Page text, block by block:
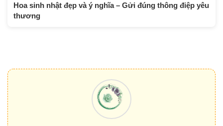
Hoa sinh nhật đẹp và ý nghĩa – Gửi đúng thông điệp yêu
thương